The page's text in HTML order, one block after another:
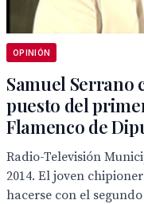
OPINIÓN
Samuel Serrano
puesto del
Flamenco de
Radio-Televisión
2014. El joven
hacerse con el